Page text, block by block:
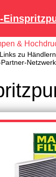
&
zu